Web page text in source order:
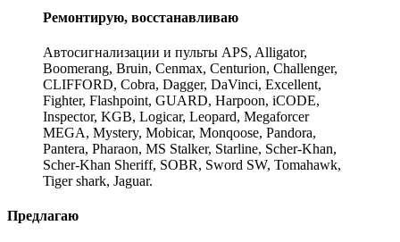
Ремонтирую, восстанавливаю
Автосигнализации и пульты APS, Alligator,
Boomerang, Bruin, Cenmax, Centurion, Challenger,
CLIFFORD, Cobra, Dagger, DaVinci, Excellent,
Fighter, Flashpoint, GUARD, Harpoon, iCODE,
Inspector, KGB, Logicar, Leopard, Megaforcer
MEGA, Mystery, Mobicar, Monqoose, Pandora,
Pantera, Pharaon, MS Stalker, Starline, Scher-Khan,
Scher-Khan Sheriff, SOBR, Sword SW, Tomahawk,
Tiger shark, Jaguar.
Предлагаю